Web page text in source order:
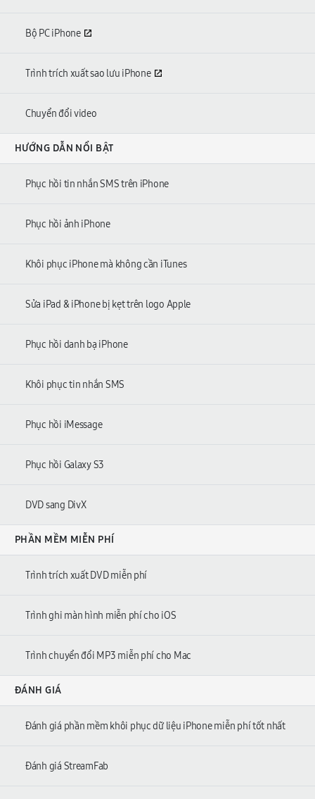
Bộ PC iPhone
Trình trích xuất sao lưu iPhone
Chuyển đổi video
HƯỚNG DẪN NỔI BẬT
Phục hồi tin nhắn SMS trên iPhone
Phục hồi ảnh iPhone
Khôi phục iPhone mà không cần iTunes
Sửa iPad & iPhone bị kẹt trên logo Apple
Phục hồi danh bạ iPhone
Khôi phục tin nhắn SMS
Phục hồi iMessage
Phục hồi Galaxy S3
DVD sang DivX
PHẦN MỀM MIỄN PHÍ
Trình trích xuất DVD miễn phí
Trình ghi màn hình miễn phí cho iOS
Trình chuyển đổi MP3 miễn phí cho Mac
ĐÁNH GIÁ
Đánh giá phần mềm khôi phục dữ liệu iPhone miễn phí tốt nhất
Đánh giá StreamFab